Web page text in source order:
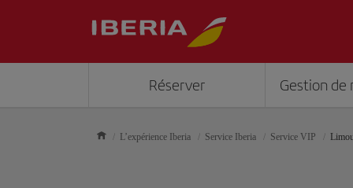
Réserver Gestion de
L’expérience Iberia Service Iberia Service VIP